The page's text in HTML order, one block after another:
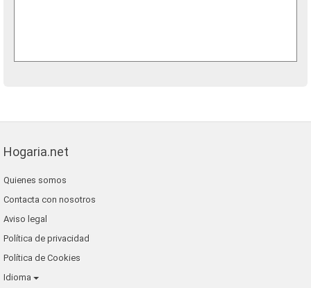
Hogaria.net
Quienes somos
Contacta con nosotros
Aviso legal
Política de privacidad
Política de Cookies
Idioma